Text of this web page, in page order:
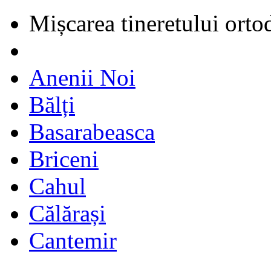
Mișcarea tineretului
Anenii Noi
Bălți
Basarabeasca
Briceni
Cahul
Călărași
Cantemir